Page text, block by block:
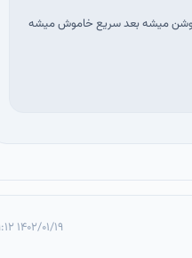
میشه بعد سریع خاموش میشه
۱۴۰۲/۰۱/۱۹ ۱۹:۱۲